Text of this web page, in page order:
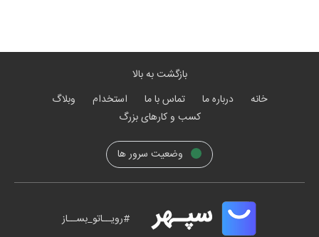
خانه درباره ما تماس با ما استخدام
وبلاگ
کسب و کارهای بزرگ
وضعیت سرور ها
بازگشت به بالا
#رویــاتو_بســاز